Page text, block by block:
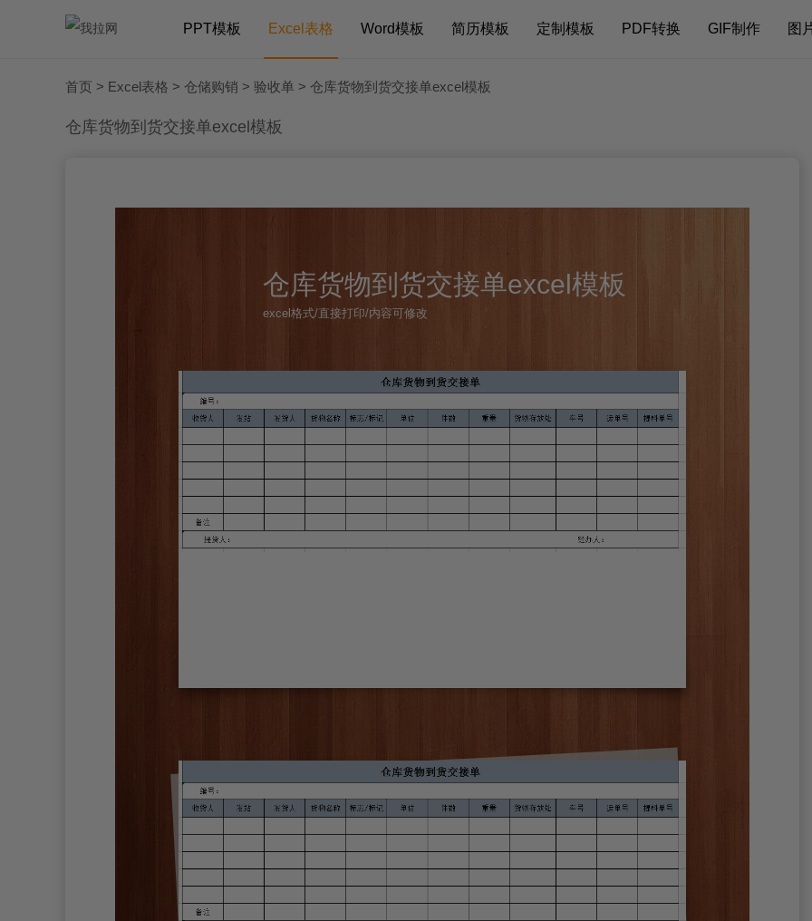
PPT模板 Excel表格 Word模板 简历模板 定制模板 PDF转换 GIF制作 图
首页 > Excel表格 > 仓储购销 > 验收单 > 仓库货物到货交接单excel模板
仓库货物到货交接单excel模板
仓库货物到货交接单excel模板
excel格式/直接打印/内容可修改